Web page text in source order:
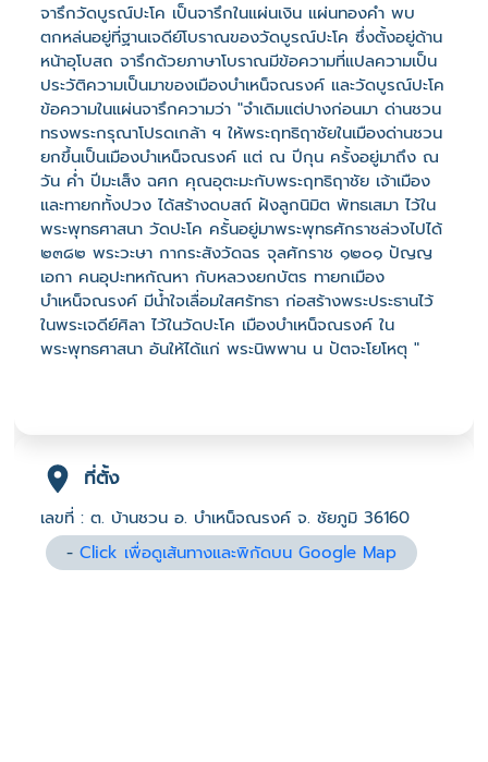
จารึกวัดบูรณ์ปะโค เป็นจารึกในแผ่นเงิน แผ่นทองคำ พบ
ตกหล่นอยู่ที่ฐานเจดีย์โบราณของวัดบูรณ์ปะโค ซึ่งตั้งอยู่ด้าน
หน้าอุโบสถ จารึกด้วยภาษาโบราณมีข้อความที่แปลความเป็น
ประวัติความเป็นมาของเมืองบำเหน็จณรงค์ และวัดบูรณ์ปะโค
ข้อความในแผ่นจารึกความว่า "จำเดิมแต่ปางก่อนมา ด่านชวน
ทรงพระกรุณาโปรดเกล้า ฯ ให้พระฤทธิฤาชัยในเมืองด่านชวน
ยกขึ้นเป็นเมืองบำเหน็จณรงค์ แต่ ณ ปีกุน ครั้งอยู่มาถึง ณ
วัน ค่ำ ปีมะเส็ง ฉศก คุณอุตะมะกับพระฤทธิฤาชัย เจ้าเมือง
และทายกทั้งปวง ได้สร้างดบสถ์ ฝังลูกนิมิต พัทธเสมา ไว้ใน
พระพุทธศาสนา วัดปะโค ครั้นอยู่มาพระพุทธศักราชล่วงไปได้
๒๓๘๒ พระวะษา กากระสังวัดฉร จุลศักราช ๑๒๐๑ ปัญญ
เอกา คนอุปะทหกัณหา กับหลวงยกบัตร ทายกเมือง
บำเหน็จณรงค์ มีน้ำใจเลื่อมใสศรัทธา ก่อสร้างพระประธานไว้
ในพระเจดีย์ศิลา ไว้ในวัดปะโค เมืองบำเหน็จณรงค์ ใน
พระพุทธศาสนา อันให้ได้แก่ พระนิพพาน น ปัตจะโยโหตุ "
ที่ตั้ง
เลขที่ : ต. บ้านชวน อ. บำเหน็จณรงค์ จ. ชัยภูมิ 36160
-Click เพื่อดูเส้นทางและพิกัดบน Google Map